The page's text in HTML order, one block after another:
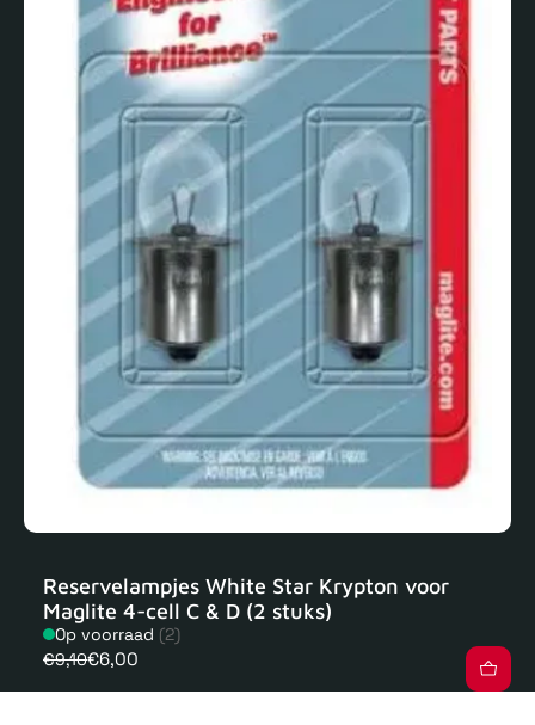
Reservelampjes White Star Krypton voor
Maglite 4-cell C & D (2 stuks)
Op voorraad (2)
€9,10€6,00